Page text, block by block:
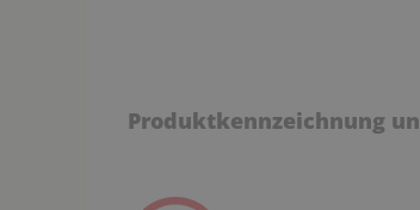
Produktkennzeichnung